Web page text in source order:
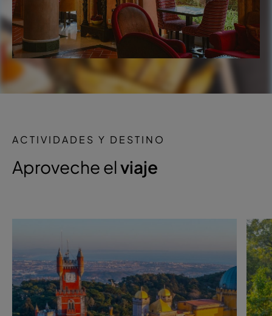
ACTIVIDADES Y DESTINO
Aproveche elviaje